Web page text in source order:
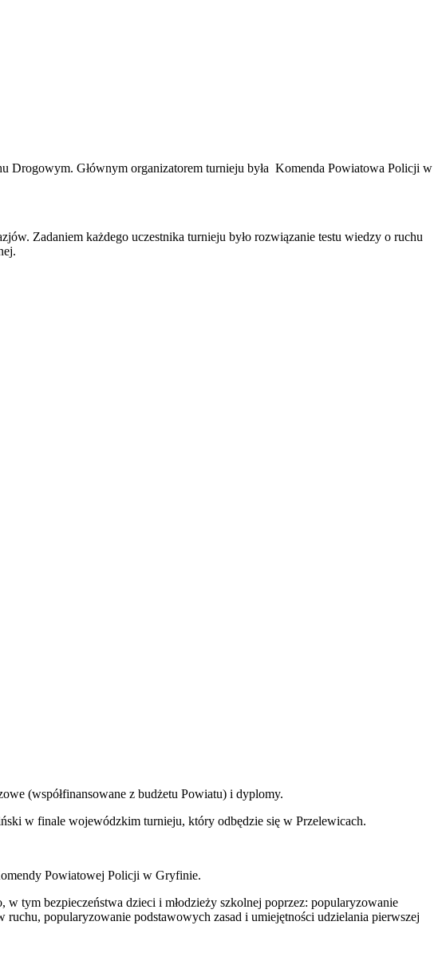
Drogowym. Głównym organizatorem turnieju była Komenda Powiatowa Policji w
Zadaniem każdego uczestnika turnieju było rozwiązanie testu wiedzy o ruchu
(współfinansowane z budżetu Powiatu) i dyplomy.
w finale wojewódzkim turnieju, który odbędzie się w Przelewicach.
Powiatowej Policji w Gryfinie.
w tym bezpieczeństwa dzieci i młodzieży szkolnej poprzez: popularyzowanie
ruchu, popularyzowanie podstawowych zasad i umiejętności udzielania pierwszej